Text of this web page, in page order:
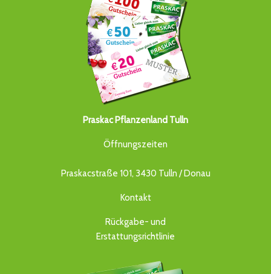
Praskac Pflanzenland Tulln
Öffnungszeiten
Praskacstraße 101, 3430 Tulln / Donau
Kontakt
Rückgabe- und
Erstattungsrichtlinie